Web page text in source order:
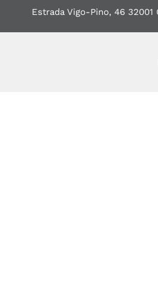
Estrada Vigo-Pino, 46 32001